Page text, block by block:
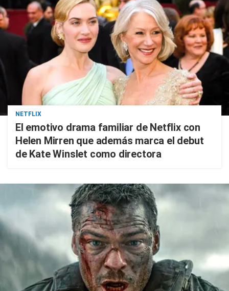
NETFLIX
El emotivo drama familiar de Netflix con
Helen Mirren que además marca el debut
de Kate Winslet como directora